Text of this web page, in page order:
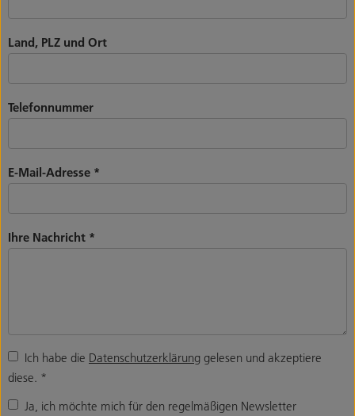
Land, PLZ und Ort
Telefonnummer
E-Mail-Adresse *
Ihre Nachricht *
Ich habe die Datenschutzerklärung gelesen und akzeptiere
diese. *
Ja, ich möchte mich für den regelmäßigen Newsletter